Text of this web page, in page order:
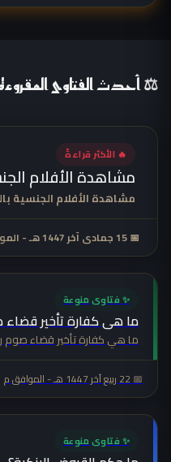
⚖ أحدث الفتاوى
🔥 الأكثر قراءةً
مشاهدة الأفلام
مشاهدة الأفلام الجنسية
📅 15 جمادى آخر 1447 هـ - الموافق م
✨ فتاوى منوعة
ما هي كفارة تأخير
ما هي كفارة تأخير قضاء صوم
📅 22 ربيع آخر 1447 هـ - الموافق م
✨ فتاوى منوعة